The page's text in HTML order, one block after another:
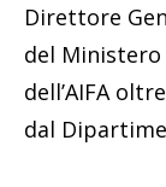
Direttore
del Ministero
dell’AIFA
dal